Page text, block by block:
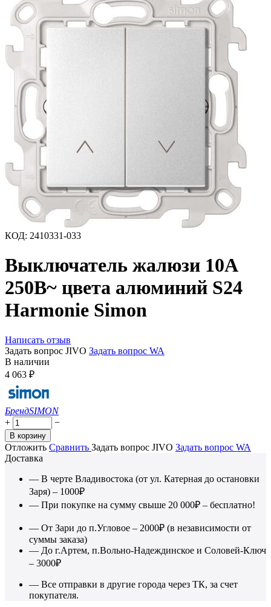
КОД: 2410331-033
Выключатель жалюзи 10A
250В~ цвета алюминий S24
Harmonie Simon
Написать отзыв
Задать вопрос JIVO Задать вопрос WA
В наличии
4 063 ₽
БрендSIMON
+
−
В корзину
Отложить Сравнить Задать вопрос JIVO Задать вопрос WA
Доставка
— В черте Владивостока (от ул. Катерная до остановки
Заря) – 1000₽
— При покупке на сумму свыше 20 000₽ – бесплатно!
— От Зари до п.Угловое – 2000₽ (в независимости от
суммы заказа)
— До г.Артем, п.Вольно-Надеждинское и Соловей-Ключ
– 3000₽
— Все отправки в другие города через ТК, за счет
покупателя.